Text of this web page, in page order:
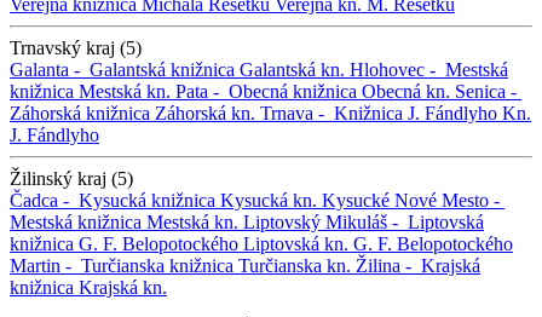
Verejná knižnica Michala Rešetku Verejná kn. M. Rešetku
Trnavský kraj (5)
Galanta - Galantská knižnica Galantská kn. Hlohovec - Mestská
knižnica Mestská kn. Pata - Obecná knižnica Obecná kn. Senica -
Záhorská knižnica Záhorská kn. Trnava - Knižnica J. Fándlyho Kn.
J. Fándlyho
Žilinský kraj (5)
Čadca - Kysucká knižnica Kysucká kn. Kysucké Nové Mesto -
Mestská knižnica Mestská kn. Liptovský Mikuláš - Liptovská
knižnica G. F. Belopotockého Liptovská kn. G. F. Belopotockého
Martin - Turčianska knižnica Turčianska kn. Žilina - Krajská
knižnica Krajská kn.